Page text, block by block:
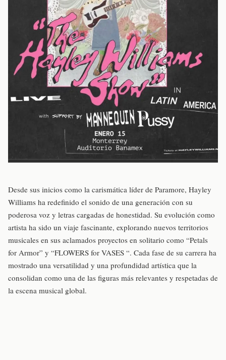
Desde sus inicios como la carismática líder de Paramore, Hayley
Williams ha redefinido el sonido de una generación con su
poderosa voz y letras cargadas de honestidad. Su evolución como
artista ha sido un viaje fascinante, explorando nuevos territorios
musicales en sus aclamados proyectos en solitario como “Petals
for Armor” y “FLOWERS for VASES “. Cada fase de su carrera ha
mostrado una versatilidad y una profundidad artística que la
consolidan como una de las figuras más relevantes y respetadas de
la escena musical global.